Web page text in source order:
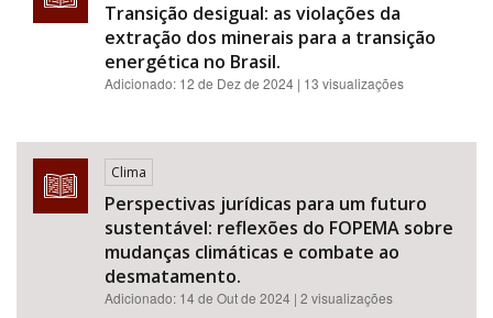
Transição desigual: as violações da
extração dos minerais para a transição
energética no Brasil.
Adicionado: 12 de Dez de 2024 | 13 visualizações
Clima
Perspectivas jurídicas para um futuro
sustentável: reflexões do FOPEMA sobre
mudanças climáticas e combate ao
desmatamento.
Adicionado: 14 de Out de 2024 | 2 visualizações